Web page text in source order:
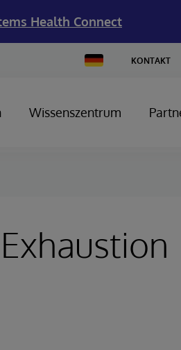
Health Connect
Change
Country
KONTAKT
Wissenszentrum